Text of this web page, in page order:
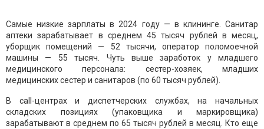
Самые низкие зарплаты в 2024 году — в клининге. Санитар
аптеки зарабатывает в среднем 45 тысяч рублей в месяц,
уборщик помещений — 52 тысячи, оператор поломоечной
машины — 55 тысяч. Чуть выше заработок у младшего
медицинского персонала: сестер-хозяек, младших
медицинских сестер и санитаров (по 60 тысяч рублей).
В call-центрах и диспетчерских службах, на начальных
складских позициях (упаковщика и маркировщика)
зарабатывают в среднем по 65 тысяч рублей в месяц. Кто еще